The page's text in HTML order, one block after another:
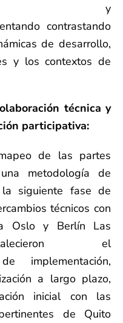
y
contrastando
de desarrollo,
y los contextos de
técnica y
participativa:
de las partes
metodología de
la siguiente fase de
técnicos con
Oslo y Berlín Las
el
implementación,
a largo plazo,
inicial con las
de Quito